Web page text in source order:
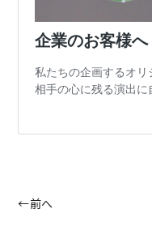
←前へ